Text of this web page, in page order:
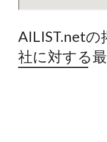
AILIST.netの
社に対する